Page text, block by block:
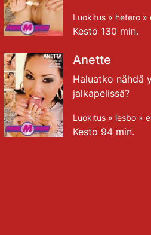
Luokitus » hetero »
Kesto 130 min.
Anette
Haluatko nähdä
jalkapelissä?
Luokitus » lesbo »
Kesto 94 min.